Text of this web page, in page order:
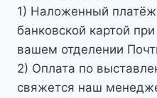
1) Наложенный
банковской картой
вашем отделении
2) Оплата по
свяжется наш